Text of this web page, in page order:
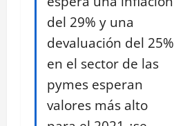
del 29% y una
devaluación del 25%
en el sector de las
pymes esperan
valores más alto